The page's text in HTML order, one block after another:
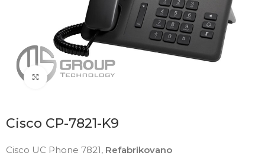
Click to enlarge
Cisco CP-7821-K9
Cisco UC Phone 7821, Refabrikovano